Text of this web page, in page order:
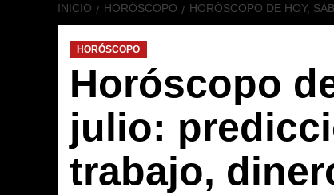
INICIO HORÓSCOPO HORÓSCOPO DE HOY,
HORÓSCOPO
Horóscopo
julio:
trabajo,